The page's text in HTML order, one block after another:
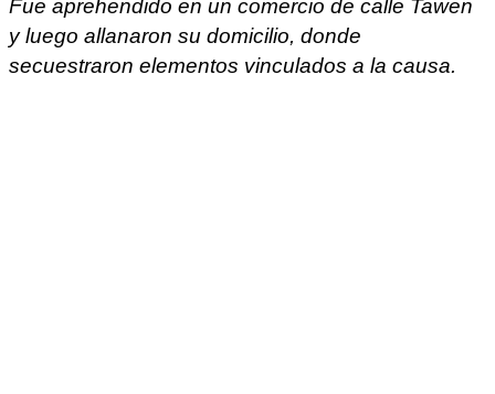
Fue aprehendido en un comercio de calle Tawen
y luego allanaron su domicilio, donde
secuestraron elementos vinculados a la causa.